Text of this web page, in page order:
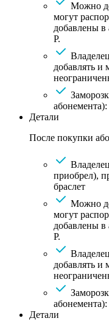
Можно
могут
добавлены в
Р.
добавлять и
Детали
После покупки
приобрел),
браслет
Можно
могут
добавлены в
Р.
добавлять и
Детали